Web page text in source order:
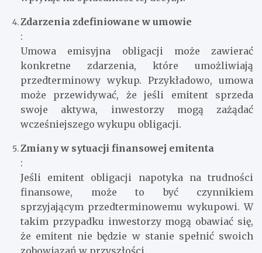
Zdarzenia zdefiniowane w umowie
:
Umowa emisyjna obligacji może zawierać
konkretne zdarzenia, które umożliwiają
przedterminowy wykup. Przykładowo, umowa
może przewidywać, że jeśli emitent sprzeda
swoje aktywa, inwestorzy mogą zażądać
wcześniejszego wykupu obligacji.
Zmiany w sytuacji finansowej emitenta
:
Jeśli emitent obligacji napotyka na trudności
finansowe, może to być czynnikiem
sprzyjającym przedterminowemu wykupowi. W
takim przypadku inwestorzy mogą obawiać się,
że emitent nie będzie w stanie spełnić swoich